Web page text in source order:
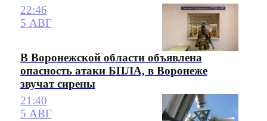
22:46
5 АВГ
В Воронежской области объявлена
опасность атаки БПЛА, в Воронеже
звучат сирены
21:40
5 АВГ